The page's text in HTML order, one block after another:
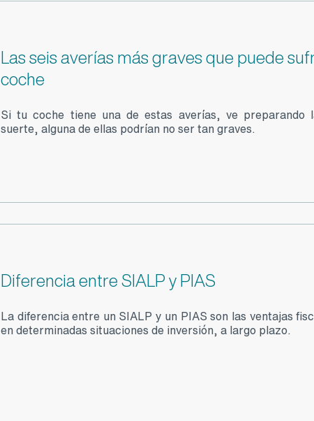
Las seis averías más graves que puede
coche
Si tu coche tiene una de estas averías, ve preparando
suerte, alguna de ellas podrían no ser tan graves.
Diferencia entre SIALP y PIAS
La diferencia entre un SIALP y un PIAS son las ventajas
en determinadas situaciones de inversión, a largo plazo.